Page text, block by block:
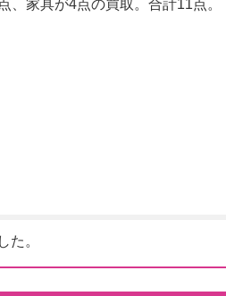
、家具が4点の買取。合計11点。
た。